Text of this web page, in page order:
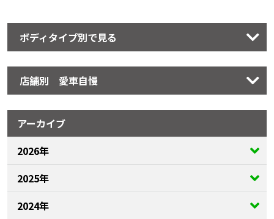
ボディタイプ別で見る
店舗別 愛車自慢
アーカイブ
2026年
2025年
2024年